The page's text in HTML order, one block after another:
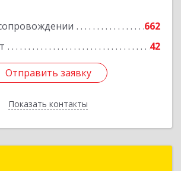
662
42
Отправить заявку
Показать контакты
Отправить заявку
Назад